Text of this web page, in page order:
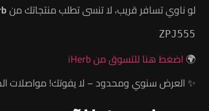
لو ناوي تسافر قريب، لا تنسى تطلب منتجاتك من
ZPJ555
🌍 اضغط هنا للتسوق من iHerb
✨ العرض سنوي ومحدود – لا يفوتك! مواصلات